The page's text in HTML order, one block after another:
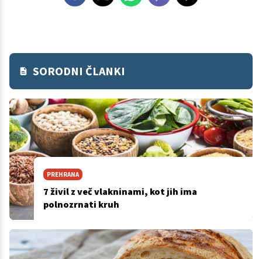
SORODNI ČLANKI
PREHRANA
7 živil z več vlakninami, kot jih ima
polnozrnati kruh